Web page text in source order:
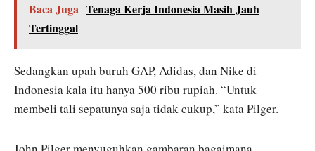
Baca Juga Tenaga Kerja Indonesia Masih Jauh
Tertinggal
Sedangkan upah buruh GAP, Adidas, dan Nike di
Indonesia kala itu hanya 500 ribu rupiah. “Untuk
membeli tali sepatunya saja tidak cukup,” kata Pilger.